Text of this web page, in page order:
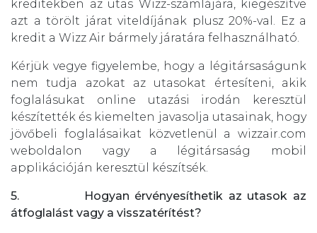
kreditekben az utas Wizz-számlájára, kiegészítve
azt a törölt járat viteldíjának plusz 20%-val. Ez a
kredit a Wizz Air bármely járatára felhasználható.
Kérjük vegye figyelembe, hogy a légitársaságunk
nem tudja azokat az utasokat értesíteni, akik
foglalásukat online utazási irodán keresztül
készítették és kiemelten javasolja utasainak, hogy
jövőbeli foglalásaikat közvetlenül a wizzair.com
weboldalon vagy a légitársaság mobil
applikációján keresztül készítsék.
5.
Hogyan érvényesíthetik az utasok az
átfoglalást vagy a visszatérítést?